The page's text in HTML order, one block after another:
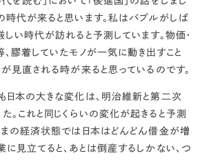
時代が来ると思います。私はバブルがしば
しい時代が訪れると予測しています。 物価・
、膠着していたモノが一気に動き出すこと
が見直される時が来ると思っているのです。
日本の大きな変化は、明治維新と第二次
。これと同じくらいの変化が起きると予測
まの経済状態では日本はどんどん借金が増
に見立てると、あとは倒産するしかない、つ